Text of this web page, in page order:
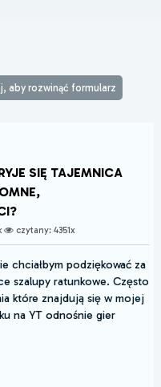
aby rozwinąć formularz
SIĘ TAJEMNICA
czytany: 4351x
chciałbym podziękować za
szalupy ratunkowe. Często
które znajdują się w mojej
na YT odnośnie gier